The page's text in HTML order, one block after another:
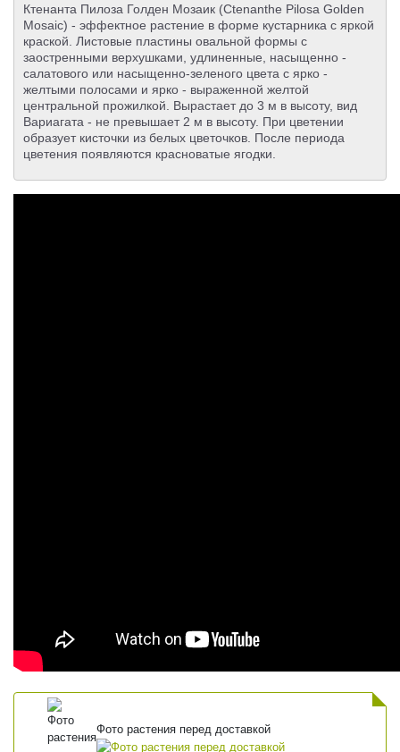
Ктенанта Пилоза Голден Мозаик (Ctenanthe Pilosa Golden
Mosaic) - эффектное растение в форме кустарника с яркой
краской. Листовые пластины овальной формы с
заостренными верхушками, удлиненные, насыщенно -
салатового или насыщенно-зеленого цвета с ярко -
желтыми полосами и ярко - выраженной желтой
центральной прожилкой. Вырастает до 3 м в высоту, вид
Вариагата - не превышает 2 м в высоту. При цветении
образует кисточки из белых цветочков. После периода
цветения появляются красноватые ягодки.
Фото растения перед доставкой